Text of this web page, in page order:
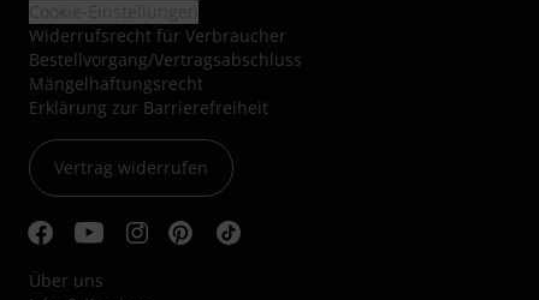
Widerrufsrecht für Verbraucher
Bestellvorgang/Vertragsabschluss
Mängelhaftungsrecht
Erklärung zur Barrierefreiheit
Vertrag widerrufen
Über uns